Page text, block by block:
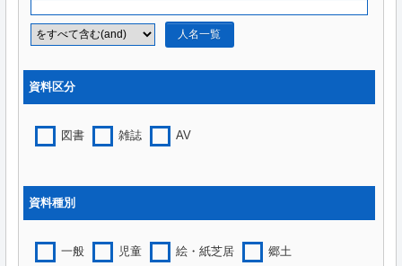
人名一覧
資料区分
図書 雑誌 AV
資料種別
一般 児童 絵・紙芝居 郷土